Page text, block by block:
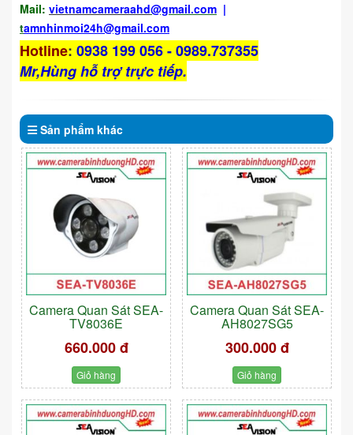
Mail: vietnamcameraahd@gmail.com |
tamnhinmoi24h@gmail.com
Hotline: 0938 199 056 - 0989.737355
Mr,Hùng hỗ trợ trực tiếp.
Sản phẩm khác
Camera Quan Sát SEA-
TV8036E
660.000 đ
Giỏ hàng
Camera Quan Sát SEA-
AH8027SG5
300.000 đ
Giỏ hàng